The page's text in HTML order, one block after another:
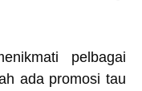
pelbagai
ada promosi tau